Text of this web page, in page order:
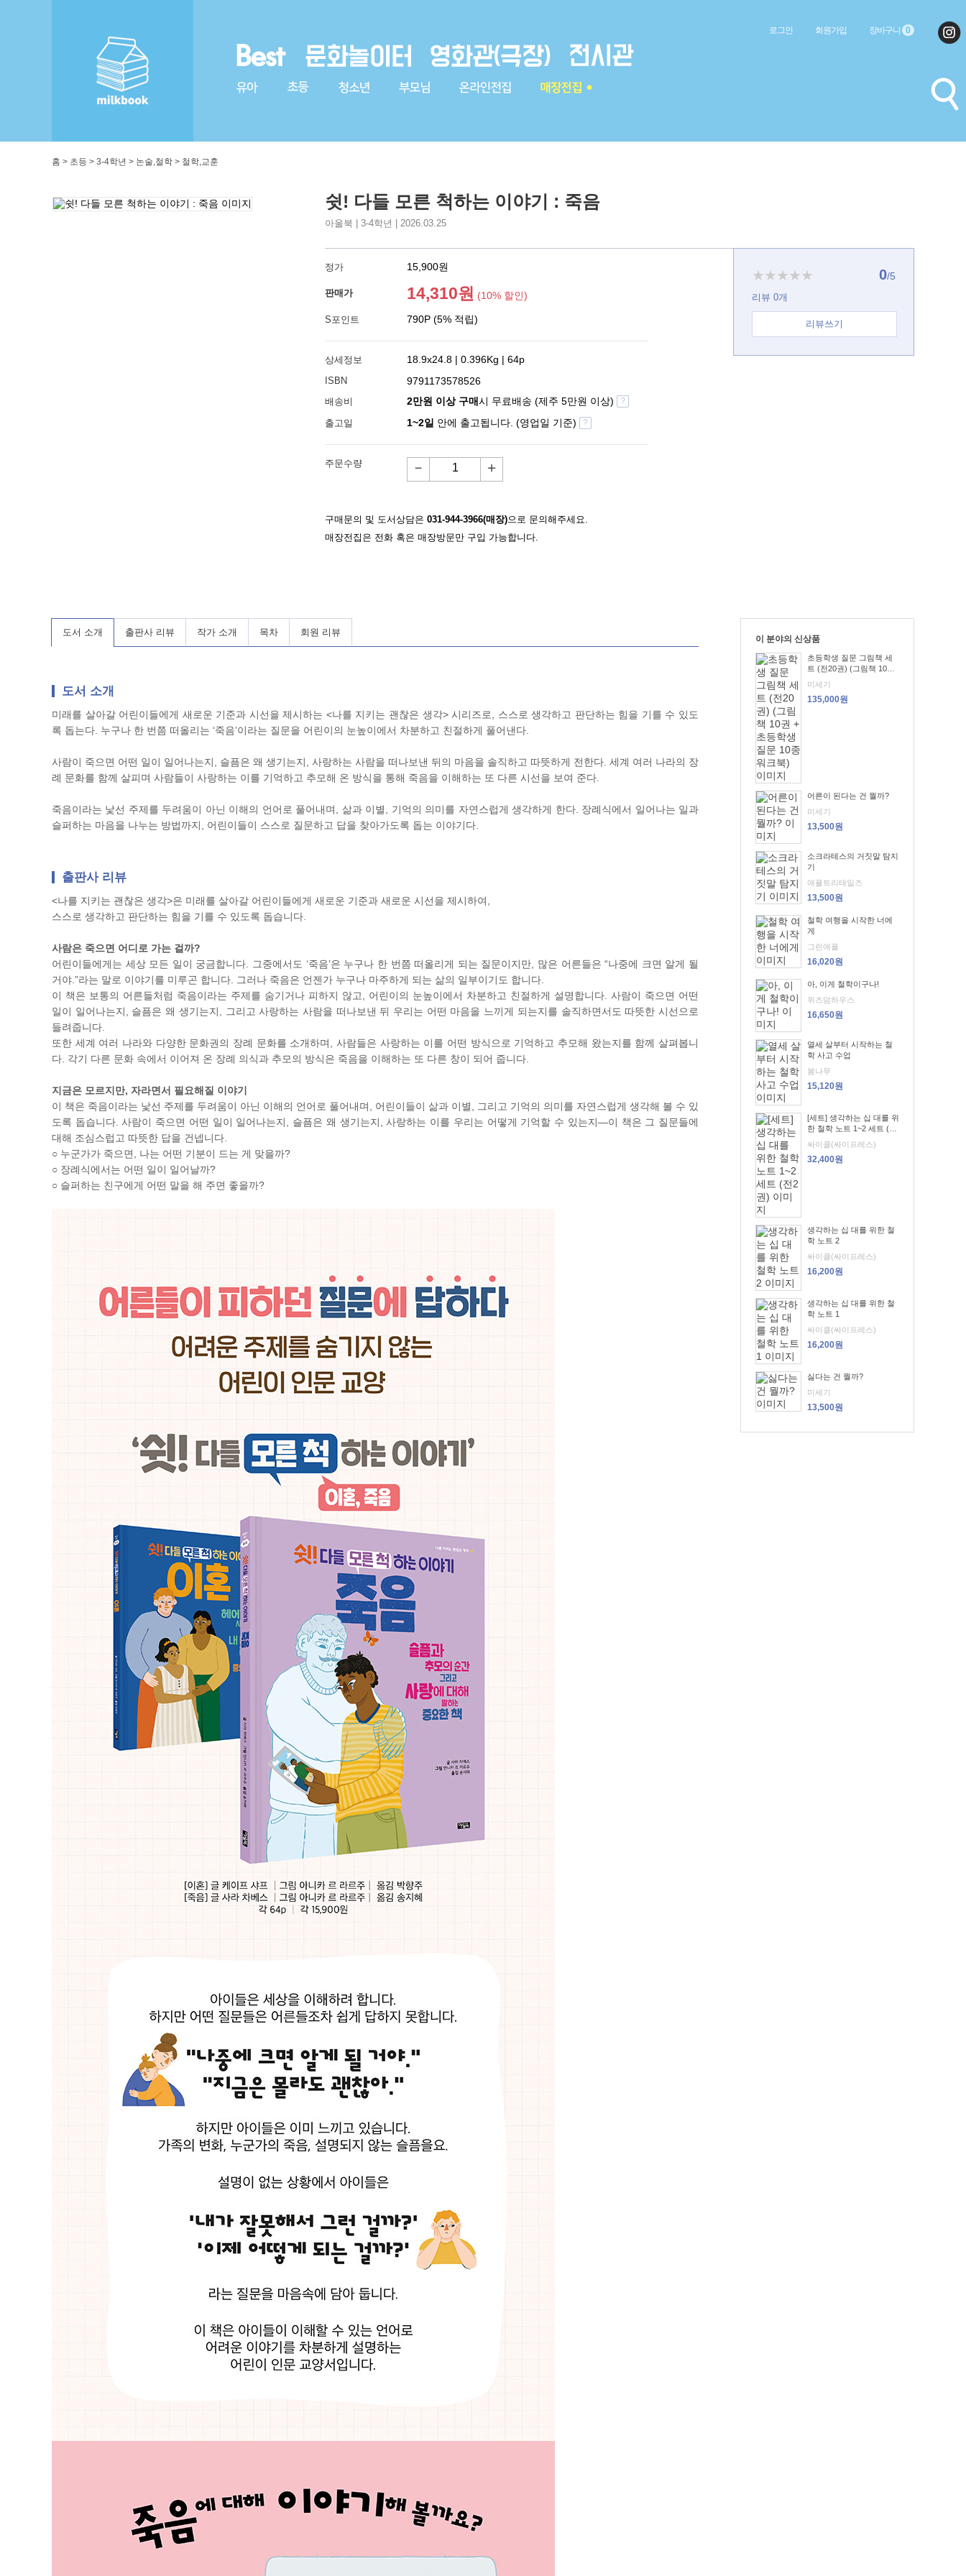
로그인 회원가입 장바구니 0
홈 > 초등 > 3-4학년 > 논술,철학 > 철학,교훈
쉿! 다들 모른 척하는 이야기 : 죽음
아울북 | 3-4학년 | 2026.03.25
정가 15,900원
판매가 14,310원 (10% 할인)
S포인트 790P (5% 적립)
상세정보 18.9x24.8 | 0.396Kg | 64p
ISBN 9791173578526
배송비 2만원 이상 구매시 무료배송 (제주 5만원 이상) ?
출고일 1~2일 안에 출고됩니다. (영업일 기준) ?
주문수량 － ＋
★★★★★ 0/5
리뷰 0개
리뷰쓰기
구매문의 및 도서상담은 031-944-3966(매장)으로 문의해주세요.
매장전집은 전화 혹은 매장방문만 구입 가능합니다.
도서 소개 출판사 리뷰 작가 소개 목차 회원 리뷰
도서 소개
미래를 살아갈 어린이들에게 새로운 기준과 시선을 제시하는 <나를 지키는 괜찮은 생각> 시리즈로, 스스로 생각하고 판단하는 힘을 기를 수 있도
록 돕는다. 누구나 한 번쯤 떠올리는 ‘죽음’이라는 질문을 어린이의 눈높이에서 차분하고 친절하게 풀어낸다.
사람이 죽으면 어떤 일이 일어나는지, 슬픔은 왜 생기는지, 사랑하는 사람을 떠나보낸 뒤의 마음을 솔직하고 따뜻하게 전한다. 세계 여러 나라의 장
례 문화를 함께 살피며 사람들이 사랑하는 이를 기억하고 추모해 온 방식을 통해 죽음을 이해하는 또 다른 시선을 보여 준다.
죽음이라는 낯선 주제를 두려움이 아닌 이해의 언어로 풀어내며, 삶과 이별, 기억의 의미를 자연스럽게 생각하게 한다. 장례식에서 일어나는 일과
슬퍼하는 마음을 나누는 방법까지, 어린이들이 스스로 질문하고 답을 찾아가도록 돕는 이야기다.
출판사 리뷰
<나를 지키는 괜찮은 생각>은 미래를 살아갈 어린이들에게 새로운 기준과 새로운 시선을 제시하여,
스스로 생각하고 판단하는 힘을 기를 수 있도록 돕습니다.
사람은 죽으면 어디로 가는 걸까?
어린이들에게는 세상 모든 일이 궁금합니다. 그중에서도 ‘죽음’은 누구나 한 번쯤 떠올리게 되는 질문이지만, 많은 어른들은 “나중에 크면 알게 될
거야.”라는 말로 이야기를 미루곤 합니다. 그러나 죽음은 언젠가 누구나 마주하게 되는 삶의 일부이기도 합니다.
이 책은 보통의 어른들처럼 죽음이라는 주제를 숨기거나 피하지 않고, 어린이의 눈높이에서 차분하고 친절하게 설명합니다. 사람이 죽으면 어떤
일이 일어나는지, 슬픔은 왜 생기는지, 그리고 사랑하는 사람을 떠나보낸 뒤 우리는 어떤 마음을 느끼게 되는지를 솔직하면서도 따뜻한 시선으로
들려줍니다.
또한 세계 여러 나라와 다양한 문화권의 장례 문화를 소개하며, 사람들은 사랑하는 이를 어떤 방식으로 기억하고 추모해 왔는지를 함께 살펴봅니
다. 각기 다른 문화 속에서 이어져 온 장례 의식과 추모의 방식은 죽음을 이해하는 또 다른 창이 되어 줍니다.
지금은 모르지만, 자라면서 필요해질 이야기
이 책은 죽음이라는 낯선 주제를 두려움이 아닌 이해의 언어로 풀어내며, 어린이들이 삶과 이별, 그리고 기억의 의미를 자연스럽게 생각해 볼 수 있
도록 돕습니다. 사람이 죽으면 어떤 일이 일어나는지, 슬픔은 왜 생기는지, 사랑하는 이를 우리는 어떻게 기억할 수 있는지—이 책은 그 질문들에
대해 조심스럽고 따뜻한 답을 건넵니다.
○ 누군가가 죽으면, 나는 어떤 기분이 드는 게 맞을까?
○ 장례식에서는 어떤 일이 일어날까?
○ 슬퍼하는 친구에게 어떤 말을 해 주면 좋을까?
이 분야의 신상품
초등학생 질문 그림책 세
트 (전20권) (그림책 10권
크북)
미세기
135,000원
어른이 된다는 건 뭘까?
미세기
13,500원
소크라테스의 거짓말 탐지
기
애플트리태일즈
13,500원
철학 여행을 시작한 너에
게
그린애플
16,020원
아, 이게 철학이구나!
위즈덤하우스
16,650원
열세 살부터 시작하는 철
학 사고 수업
봄나무
15,120원
[세트] 생각하는 십 대를 위
한 철학 노트 1~2 세트 (전
싸이클(싸이프레스)
32,400원
생각하는 십 대를 위한 철
학 노트 2
싸이클(싸이프레스)
16,200원
생각하는 십 대를 위한 철
학 노트 1
싸이클(싸이프레스)
16,200원
싫다는 건 뭘까?
미세기
13,500원